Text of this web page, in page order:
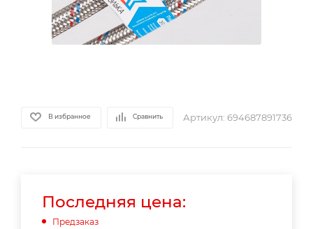
В избранное Сравнить Артикул: 694687891736
Последняя цена:
Предзаказ